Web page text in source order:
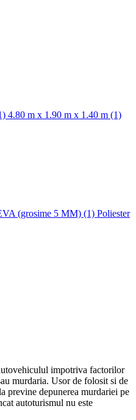
4.80 m x 1.90 m x 1.40 m (1)
(grosime 5 MM) (1) Poliester
impotriva factorilor
murdaria. Usor de folosit si de
previne depunerea murdariei pe
autoturismul nu este